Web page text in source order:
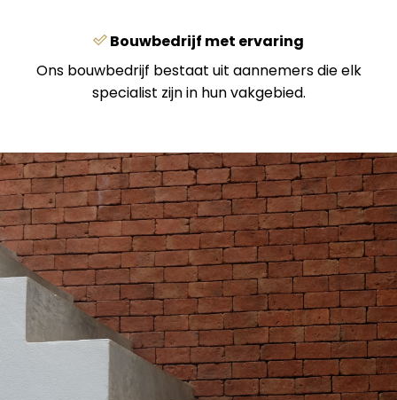
Bouwbedrijf met ervaring
Ons bouwbedrijf bestaat uit aannemers die elk
specialist zijn in hun vakgebied.